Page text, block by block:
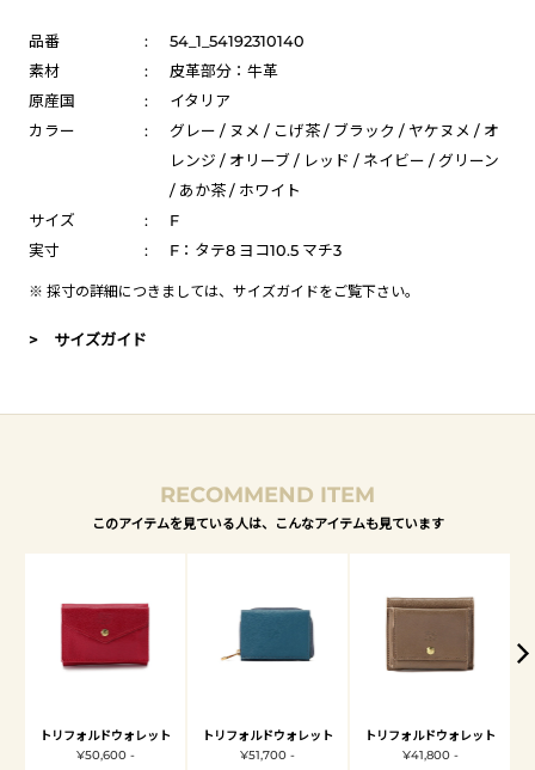
品番 :
54_1_54192310140
素材
:
皮革部分：牛革
原産国
:
イタリア
カラー
:
グレー / ヌメ / こげ茶 / ブラック / ヤケヌメ / オ
レンジ / オリーブ / レッド / ネイビー / グリーン
/ あか茶 / ホワイト
サイズ
:
F
実寸
: F：タテ8 ヨコ10.5 マチ3
※ 採寸の詳細につきましては、 サイズガイドをご覧下さい。
> サイズガイド
RECOMMEND ITEM
このアイテムを見ている人は、こんなアイテムも見ています
トリフォルドウォレット
¥50,600 -
トリフォルドウォレット
¥51,700 -
トリフォルドウォレット
¥41,800 -